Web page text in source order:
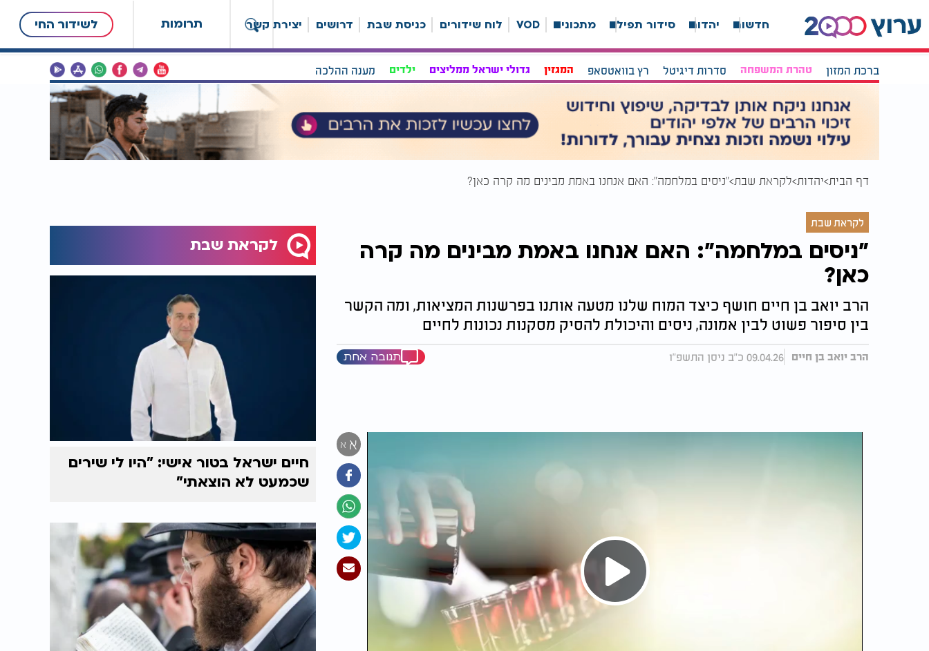
תרומות לשידור החי חדשות יהדות סידור תפילה מתכונים VOD לוח שידורים כניסת שבת דרושים יצירת קשר
ברכת המזון טהרת המשפחה סדרות דיגיטל רץ בוואטסאפ המגזין גדולי ישראל ממליצים ילדים מענה ההלכה
דף הבית יהדות לקראת שבת "ניסים במלחמה": האם אנחנו באמת מבינים מה קרה כאן?
לקראת שבת
"ניסים במלחמה": האם אנחנו באמת מבינים מה קרה
כאן?
הרב יואב בן חיים חושף כיצד המוח שלנו מטעה אותנו בפרשנות המציאות, ומה הקשר
בין סיפור פשוט לבין אמונה, ניסים והיכולת להסיק מסקנות נכונות לחיים
הרב יואב בן חיים 09.04.26 כ"ב ניסן התשפ"ו תגובה אחת
א א
Play
לקראת שבת
חיים ישראל בטור אישי: "היו לי שירים
שכמעט לא הוצאתי"